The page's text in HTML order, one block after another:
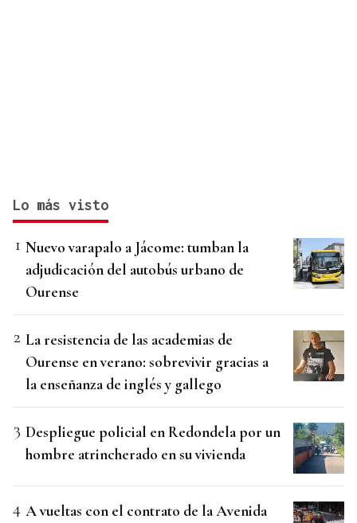
Lo más visto
Nuevo varapalo a Jácome: tumban la
adjudicación del autobús urbano de
Ourense
La resistencia de las academias de
Ourense en verano: sobrevivir gracias a
la enseñanza de inglés y gallego
Despliegue policial en Redondela por un
hombre atrincherado en su vivienda
A vueltas con el contrato de la Avenida